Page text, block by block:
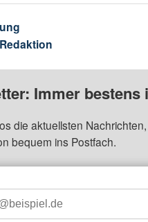
Immer
die aktuellsten
bequem ins Postfach.